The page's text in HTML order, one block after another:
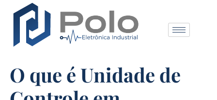
O que é Unidade de